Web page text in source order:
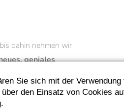
dahin nehmen wir
geniales
Sie sich mit der Verwendung
den Einsatz von Cookies